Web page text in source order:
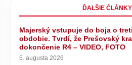
ĎALŠIE ČLÁNKY
Majerský vstupuje do boja o
obdobie. Tvrdí, že Prešovský
dokončenie R4 – VIDEO, FOTO
5. augusta 2026